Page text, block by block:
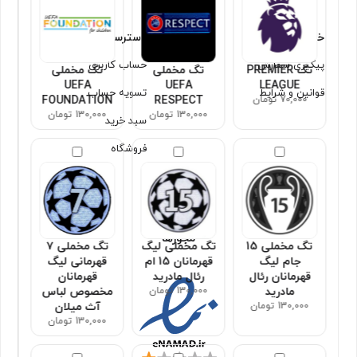
تگ PREMIER
LEAGUE
70,000 تومان
تگ مخملی
UEFA
RESPECT
130,000 تومان
تگ مخملی
UEFA
FOUNDATION
130,000 تومان
تگ مخملی 15
جام لیگ
قهرمانان رئال
مادرید
130,000 تومان
تگ مخملی لیگ
قهرمانان 15 ام
رئال مادرید
130,000 تومان
تگ مخملی ۷
قهرمانی لیگ
قهرمانان
مخصوص لباس
آث میلان
130,000 تومان
خدمات مشتریان
پیگیری سفارش
قوانین و شرایط
دسترسی سریع
حساب کاربری
تسویه حساب
سبد خرید
فروشگاه
مجوزها